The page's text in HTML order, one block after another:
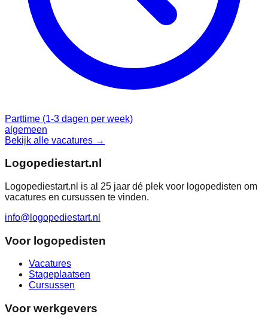
Parttime (1-3 dagen per week)
algemeen
Bekijk alle vacatures →
Logopediestart.nl
Logopediestart.nl is al 25 jaar dé plek voor logopedisten om
vacatures en cursussen te vinden.
info@logopediestart.nl
Voor logopedisten
Vacatures
Stageplaatsen
Cursussen
Voor werkgevers